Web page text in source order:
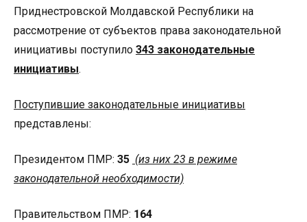
Приднестровской Молдавской Республики на
рассмотрение от субъектов права законодательной
инициативы поступило 343 законодательные
инициативы.
Поступившие законодательные инициативы
представлены:
Президентом ПМР: 35 (из них 23 в режиме
законодательной необходимости)
Правительством ПМР: 164